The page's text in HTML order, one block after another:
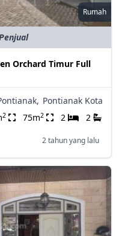
Rumah
Orchard Timur Full
Pontianak Kota
2 75m2 2 2
2 tahun yang lalu